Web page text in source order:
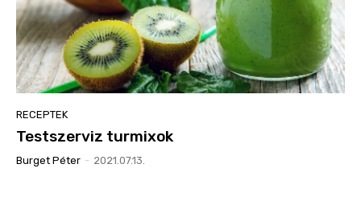
RECEPTEK
Testszerviz turmixok
Burget Péter - 2021.07.13.